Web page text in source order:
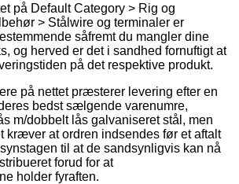
på Default Category > Rig og
> Stålwire og terminaler er
såfremt du mangler dine
og herved er det i sandhed fornuftigt at
på det respektive produkt.
på nettet præsterer levering efter en
bedst sælgende varenumre,
m/dobbelt lås galvaniseret stål, men
kræver at ordren indsendes før et aftalt
til at de sandsynligvis kan nå
forud for at
holder fyraften.